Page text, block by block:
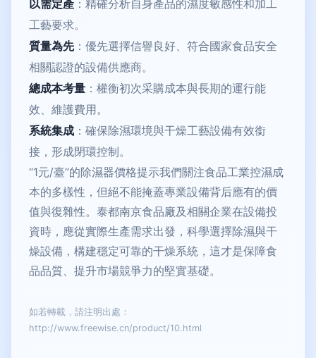
以需定產 ：精確分析自身產品的濕度敏感性和加工
工藝要求。
質量為先：優先選擇信譽良好、符合國家食品安全
相關認證的設備供應商。
總成本考量 ：權衡初次采購成本與長期的運行能
效、維護費用。
系統集成 ：確保除濕環境與干燥工藝設備有效銜
接，形成閉環控制。
“1元/臺”的除濕器價格提示我們關注食品工業控濕成
本的多樣性，但絕不能掩蓋專業設備背后應有的價
值與復雜性。泰都南京食品廠及相關企業在設備投
資時，應從實際生產需求出發，科學選擇除濕與干
燥設備，構建穩定可靠的干燥系統，這才是保障食
品品質、提升市場競爭力的堅實基礎。
如若轉載，請注明出處：
http://www.freewise.cn/product/10.html